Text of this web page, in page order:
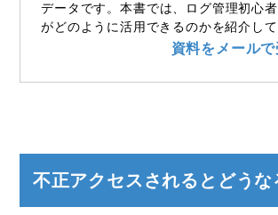
データです。本書では、ログ管理初心
がどのように活用できるのかを紹介して
資料をメール
不正アクセスされるとどうな